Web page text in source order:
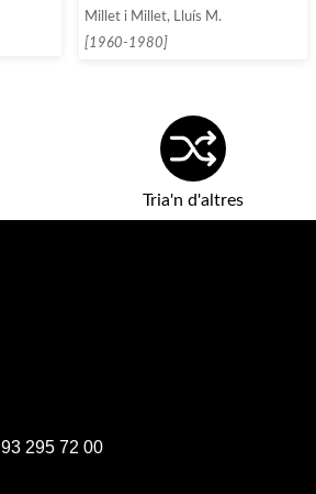
Millet i Millet, Lluís M.
[1960-1980]
Tria'n d'altres
93 295 72 00